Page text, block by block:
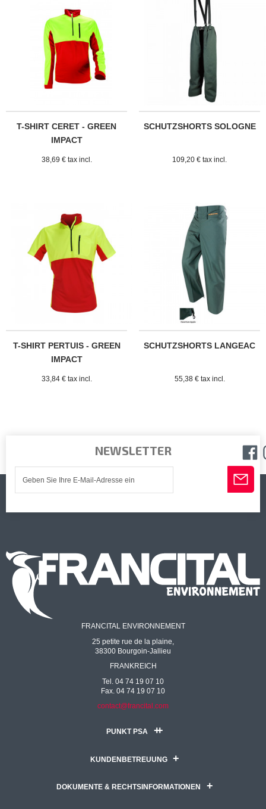
T-SHIRT CERET - GREEN
IMPACT
38,69 € tax incl.
SCHUTZSHORTS SOLOGNE
109,20 € tax incl.
T-SHIRT PERTUIS - GREEN
IMPACT
33,84 € tax incl.
SCHUTZSHORTS LANGEAC
55,38 € tax incl.
NEWSLETTER
FRANCITAL ENVIRONNEMENT
25 petite rue de la plaine,
38300 Bourgoin-Jallieu
FRANKREICH
Tel. 04 74 19 07 10
Fax. 04 74 19 07 10
contact@francital.com
PUNKT PSA
KUNDENBETREUUNG
DOKUMENTE & RECHTSINFORMATIONEN